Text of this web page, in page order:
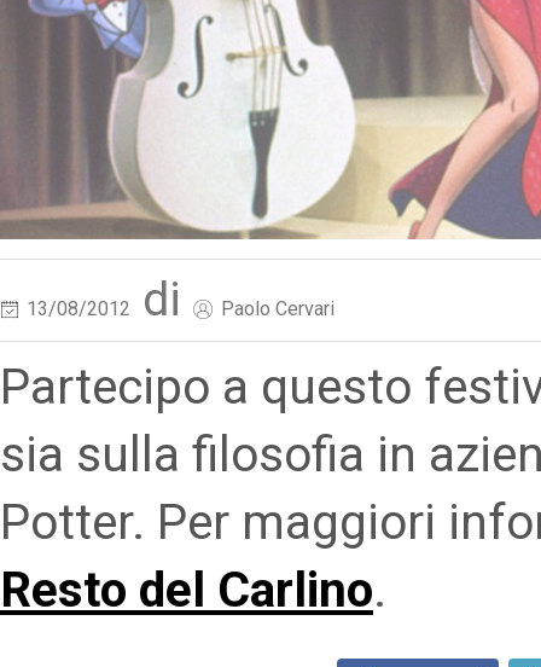
13/08/2012 di Paolo Cervari
Partecipo a questo
sia sulla filosofia in
Potter. Per maggiori
Resto del Carlino.